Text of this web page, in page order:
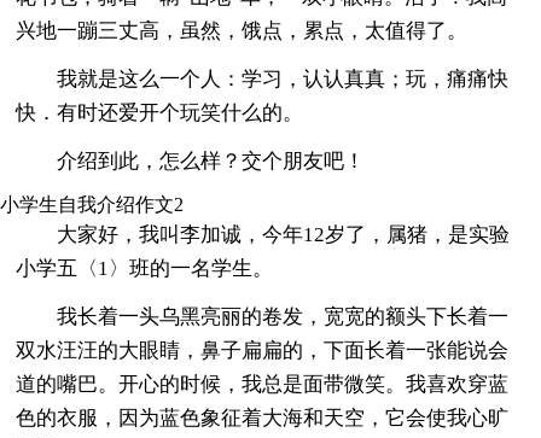
兴地一蹦三丈高，虽然，饿点，累点，太值得了。
我就是这么一个人：学习，认认真真；玩，痛痛快
快．有时还爱开个玩笑什么的。
介绍到此，怎么样？交个朋友吧！
小学生自我介绍作文2
大家好，我叫李加诚，今年12岁了，属猪，是实验
小学五〈1〉班的一名学生。
我长着一头乌黑亮丽的卷发，宽宽的额头下长着一
双水汪汪的大眼睛，鼻子扁扁的，下面长着一张能说会
道的嘴巴。开心的时候，我总是面带微笑。我喜欢穿蓝
色的衣服，因为蓝色象征着大海和天空，它会使我心旷